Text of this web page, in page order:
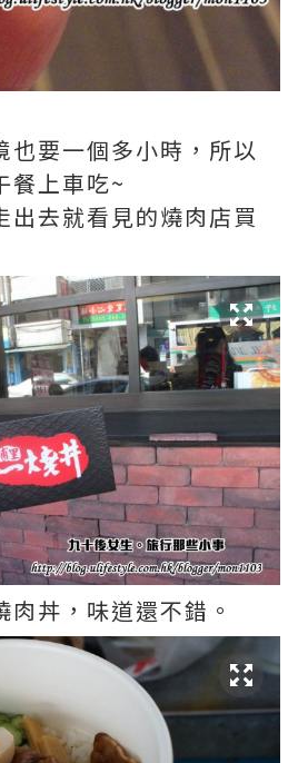
也要一個多小時，所以
餐上車吃~
出去就看見的燒肉店買
丼，味道還不錯。